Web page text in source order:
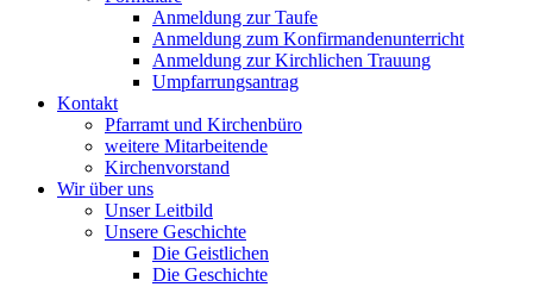
Anmeldung zur Taufe
Anmeldung zum Konfirmandenunterricht
Anmeldung zur Kirchlichen Trauung
Umpfarrungsantrag
Kontakt
Pfarramt und Kirchenbüro
weitere Mitarbeitende
Kirchenvorstand
Wir über uns
Unser Leitbild
Unsere Geschichte
Die Geistlichen
Die Geschichte